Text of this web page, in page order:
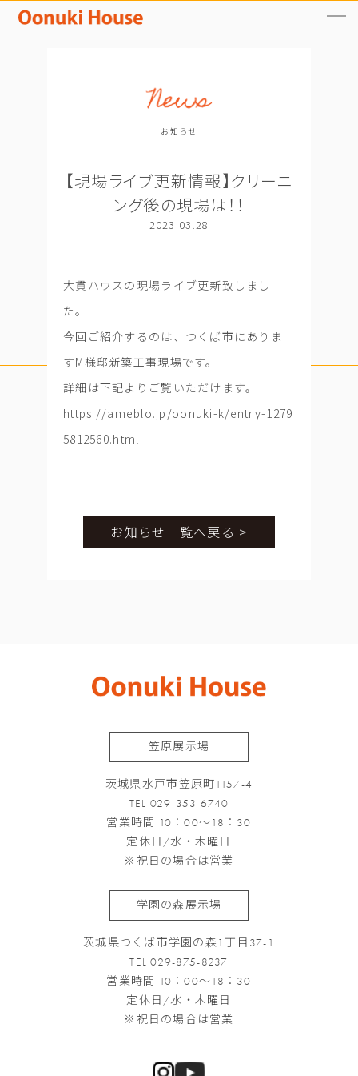
お知らせ
【現場ライブ更新情報】クリーニ
ング後の現場は！！
2023.03.28
大貫ハウスの現場ライブ更新致しまし
た。
今回ご紹介するのは、つくば市にありま
すM様邸新築工事現場です。
詳細は下記よりご覧いただけます。
https://ameblo.jp/oonuki-k/entry-1279
5812560.html
お知らせ一覧へ戻る >
笠原展示場
茨城県水戸市笠原町1157-4
TEL 029-353-6740
営業時間 10：00～18：30
定休日/水・木曜日
※祝日の場合は営業
学園の森展示場
茨城県つくば市学園の森1丁目37-1
TEL 029-875-8237
営業時間 10：00～18：30
定休日/水・木曜日
※祝日の場合は営業